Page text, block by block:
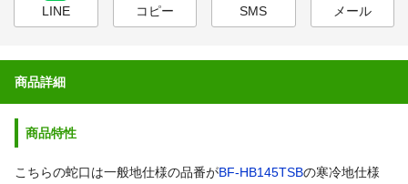
LINE コピー SMS メール
商品詳細
商品特性
こちらの蛇口は一般地仕様の品番がBF-HB145TSBの寒冷地仕様